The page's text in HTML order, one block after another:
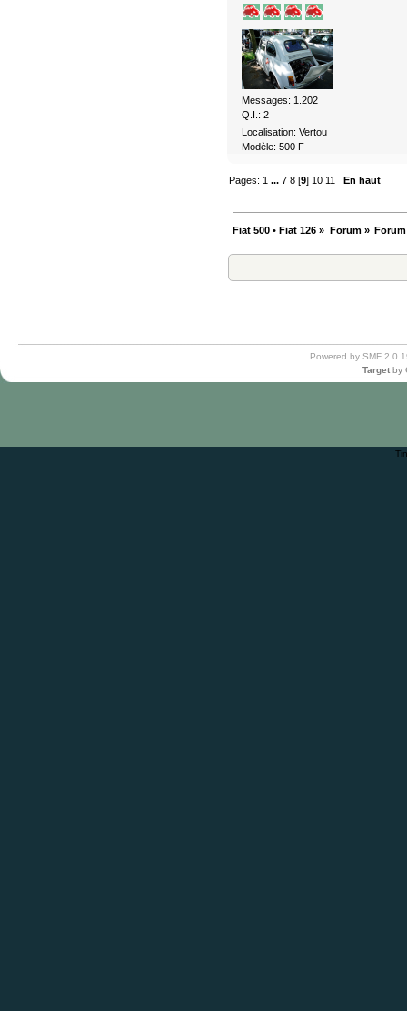
Messages: 1.202
Q.I.: 2
Localisation: Vertou
Modèle: 500 F
Pages: 1 ...7 8 [9] 10 11 En haut
Fiat 500 • Fiat 126 » Forum»
Powered by SMF
Target by